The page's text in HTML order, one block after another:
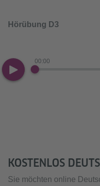
Hörübung D3
00:00
KOSTENLOS
Sie möchten online